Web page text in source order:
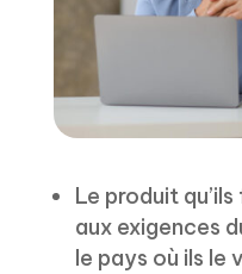
Le produit
aux exigences
le pays où ils le